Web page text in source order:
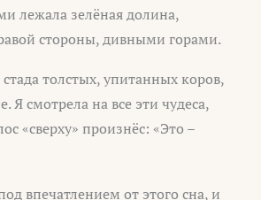
лежала зелёная долина,
стороны, дивными горами.
толстых, упитанных коров,
Я смотрела на все эти чудеса,
«сверху» произнёс: «Это –
впечатлением от этого сна, и